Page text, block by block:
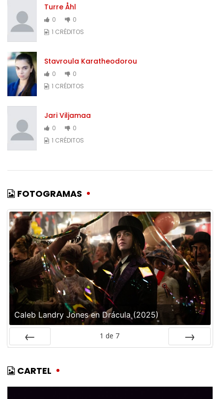
Turre Åhl
0
0
1 CRÉDITOS
Stavroula Karatheodorou
0
0
1 CRÉDITOS
Jari Viljamaa
0
0
1 CRÉDITOS
FOTOGRAMAS
Caleb Landry Jones en Drácula (2025)
1 de 7
CARTEL